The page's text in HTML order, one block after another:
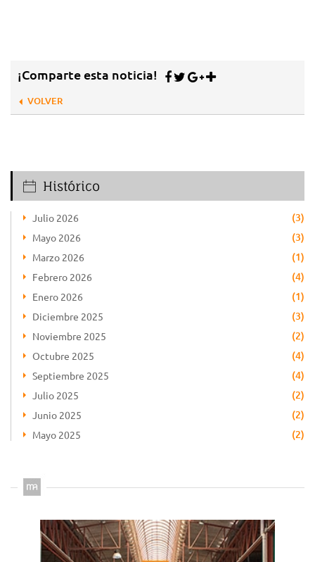
¡Comparte esta noticia!
VOLVER
Histórico
Julio 2026 (3)
Mayo 2026 (3)
Marzo 2026 (1)
Febrero 2026 (4)
Enero 2026 (1)
Diciembre 2025 (3)
Noviembre 2025 (2)
Octubre 2025 (4)
Septiembre 2025 (4)
Julio 2025 (2)
Junio 2025 (2)
Mayo 2025 (2)